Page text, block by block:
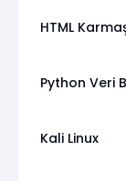
HTML
Python Veri
Kali Linux